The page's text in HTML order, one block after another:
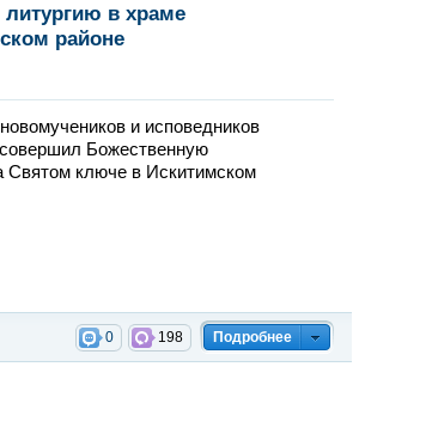
в храме
районе
и исповедников
Божественную
Святом ключе в Искитимском
Подробнее
198
0